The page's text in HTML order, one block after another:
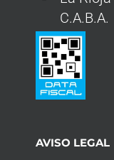
C.A.B.A.
AVISO LEGAL